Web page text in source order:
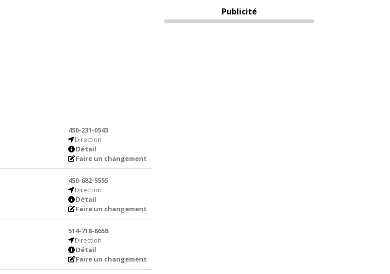
450-231-0543
Direction
Détail
Faire un changement
450-682-5555
Direction
Détail
Faire un changement
514-718-8658
Direction
Détail
Faire un changement
Publicité